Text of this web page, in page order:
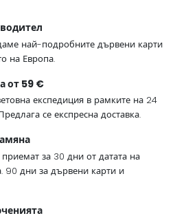
най-подробните дървени карти
на Европа.
от 59 €
експедиция в рамките на 24
се експресна доставка.
за 30 дни от датата на
90 дни за дървени карти и